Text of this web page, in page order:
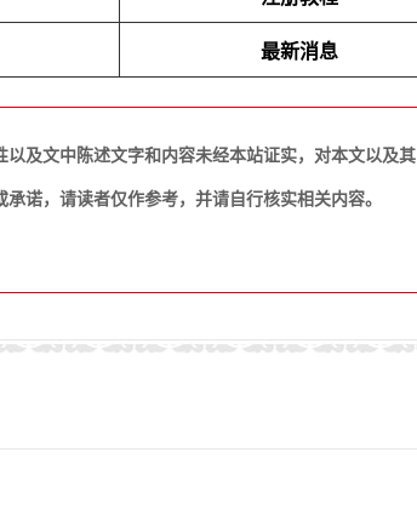
最新消息
及文中陈述文字和内容未经本站证实，对本文以及其
诺，请读者仅作参考，并请自行核实相关内容。